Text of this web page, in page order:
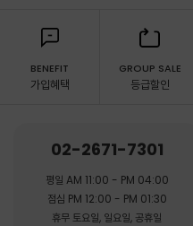
BENEFIT
가입혜택
GROUP SALE
등급할인
02-2671-7301
평일 AM 11:00 - PM 04:00
점심 PM 12:00 - PM 01:30
휴무 토요일, 일요일, 공휴일